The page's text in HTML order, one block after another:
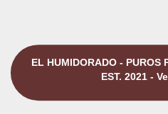
EL HUMIDORADO - PUROS
EST. 2021 -